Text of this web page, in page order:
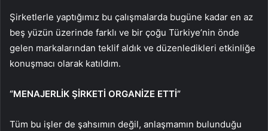
Şirketlerle yaptığımız bu çalışmalarda bugüne kadar en az
beş yüzün üzerinde farklı ve bir çoğu Türkiye’nin önde
gelen markalarından teklif aldık ve düzenledikleri etkinliğe
konuşmacı olarak katıldım.
“MENAJERLİK ŞİRKETİ ORGANİZE ETTİ”
Tüm bu işler de şahsımın değil, anlaşmamın bulunduğu